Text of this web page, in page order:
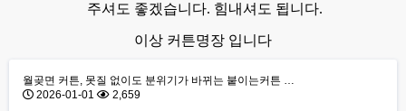
주셔도 좋겠습니다. 힘내셔도 됩니다.
이상 커튼명장 입니다
월곶면 커튼, 못질 없이도 분위기가 바뀌는 붙이는커튼 …
2026-01-01
2,659